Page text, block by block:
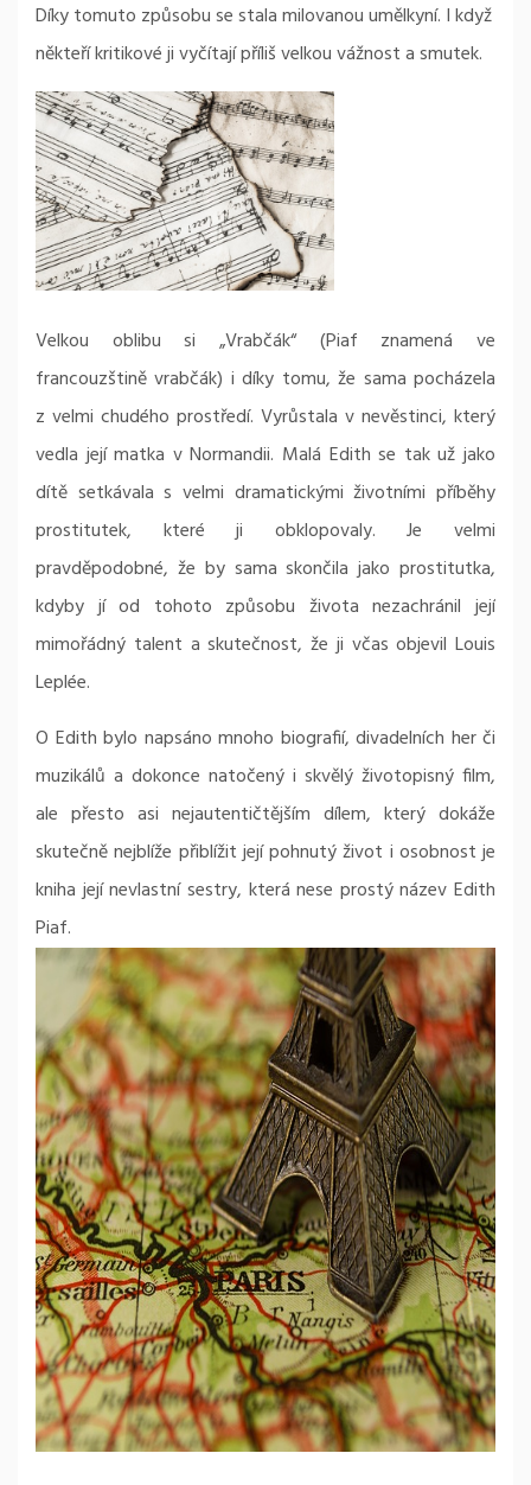
Díky tomuto způsobu se stala milovanou umělkyní. I když
někteří kritikové ji vyčítají příliš velkou vážnost a smutek.
Velkou oblibu si „Vrabčák“ (Piaf znamená ve
francouzštině vrabčák) i díky tomu, že sama pocházela
z velmi chudého prostředí. Vyrůstala v nevěstinci, který
vedla její matka v Normandii. Malá Edith se tak už jako
dítě setkávala s velmi dramatickými životními příběhy
prostitutek, které ji obklopovaly. Je velmi
pravděpodobné, že by sama skončila jako prostitutka,
kdyby jí od tohoto způsobu života nezachránil její
mimořádný talent a skutečnost, že ji včas objevil Louis
Leplée.
O Edith bylo napsáno mnoho biografií, divadelních her či
muzikálů a dokonce natočený i skvělý životopisný film,
ale přesto asi nejautentičtějším dílem, který dokáže
skutečně nejblíže přiblížit její pohnutý život i osobnost je
kniha její nevlastní sestry, která nese prostý název Edith
Piaf.